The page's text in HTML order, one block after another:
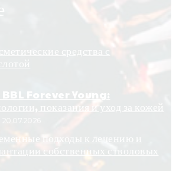
средства с
BBL Forever Young:
показания и уход за кожей
подходы к лечению и
собственных стволовых